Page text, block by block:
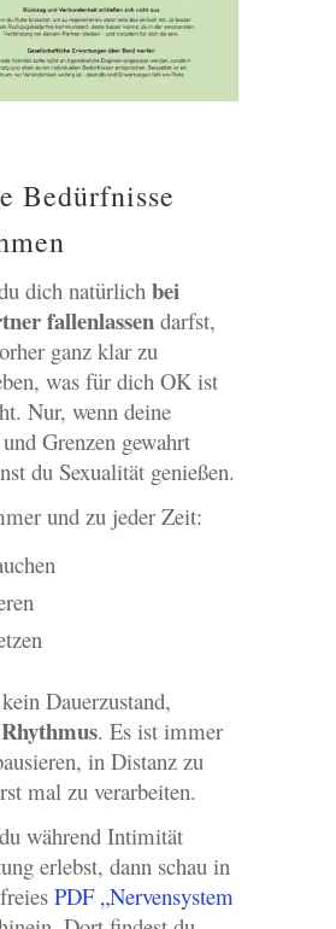
Bedürfnisse
dich natürlich bei
fallenlassendarfst,
ganz klar zu
was für dich OK ist
Nur, wenn deine
Grenzen gewahrt
du Sexualität genießen.
und zu jeder Zeit:
Dauerzustand,
Rhythmus. Es ist immer
in Distanz zu
mal zu verarbeiten.
während Intimität
erlebst, dann schau in
PDF „Nervensystem